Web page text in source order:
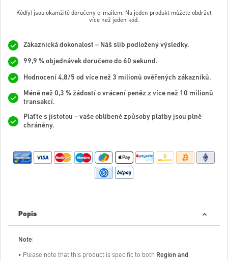
Kód(y) jsou okamžitě doručeny e-mailem. Na jeden produkt můžete obdržet
více než jeden kód.
Zákaznická dokonalost – Náš slib podložený výsledky.
99,9 % objednávek doručeno do 60 sekund.
Hodnocení 4,8/5 od více než 3 milionů ověřených zákazníků.
Méně než 0,3 % žádostí o vrácení peněz z více než 10 milionů
transakcí.
Plaťte s jistotou – vaše oblíbené způsoby platby jsou plně
chráněny.
Popis
Note:
• Please note that this product is specific to both Region and